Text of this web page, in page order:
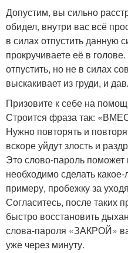
Допустим, вы сильно
обидел, внутри вас всё
в силах отпустить данную
прокручиваете её в
отпустить, но не в силах
выскакивает из груди, и
Призовите к себе на
Строится фраза так:
Нужно повторять и
вскоре уйдут злость и
Это слово-пароль поможет
необходимо сделать
примеру, пробежку за
Согласитесь, после таких
быстро восстановить
слова-пароля «ЗАКРОЙ»
уже через минуту.